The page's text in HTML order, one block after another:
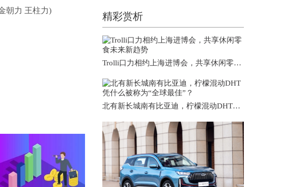
朝力 王柱力)
精彩赏析
Trolli口力相约上海进博会，共享休闲零食未来新趋势
北有新长城南有比亚迪，柠檬混动DHT凭什么被称为“全球最佳”？